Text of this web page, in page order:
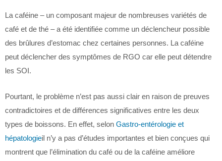
La caféine – un composant majeur de nombreuses variétés de
café et de thé – a été identifiée comme un déclencheur possible
des brûlures d’estomac chez certaines personnes. La caféine
peut déclencher des symptômes de RGO car elle peut détendre
les SOI.
Pourtant, le problème n’est pas aussi clair en raison de preuves
contradictoires et de différences significatives entre les deux
types de boissons. En effet, selon Gastro-entérologie et
hépatologieil n’y a pas d’études importantes et bien conçues qui
montrent que l’élimination du café ou de la caféine améliore